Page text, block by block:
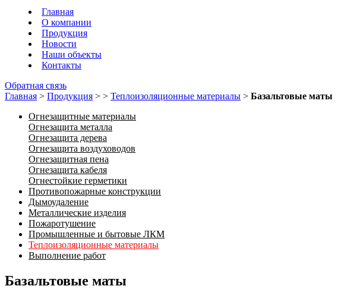
Главная
О компании
Продукция
Новости
Наши объекты
Контакты
Обратная связь
Главная > Продукция > > Теплоизоляционные материалы > Базальтовые маты
Огнезащитные материалы
Огнезащита металла
Огнезащита дерева
Огнезащита воздуховодов
Огнезащитная пена
Огнезащита кабеля
Огнестойкие герметики
Противопожарные конструкции
Дымоудаление
Металлические изделия
Пожаротушение
Промышленные и бытовые ЛКМ
Теплоизоляционные материалы
Выполнение работ
Базальтовые маты